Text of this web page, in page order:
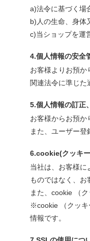
a)法令に基づく場
b)人の生命、身体
c)当ショップを運
4.個人情報の安全
お客様よりお預か
関連法令に準じた
5.個人情報の訂正
お客様からお預か
また、ユーザー
6.cookie(クッキ
当社は、お客様に
ものではなく、
また、cookie （
※cookie （クッキ
情報です。